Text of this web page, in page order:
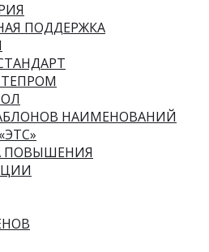
ПОДДЕРЖКА
НАИМЕНОВАНИЙ
ПОВЫШЕНИЯ